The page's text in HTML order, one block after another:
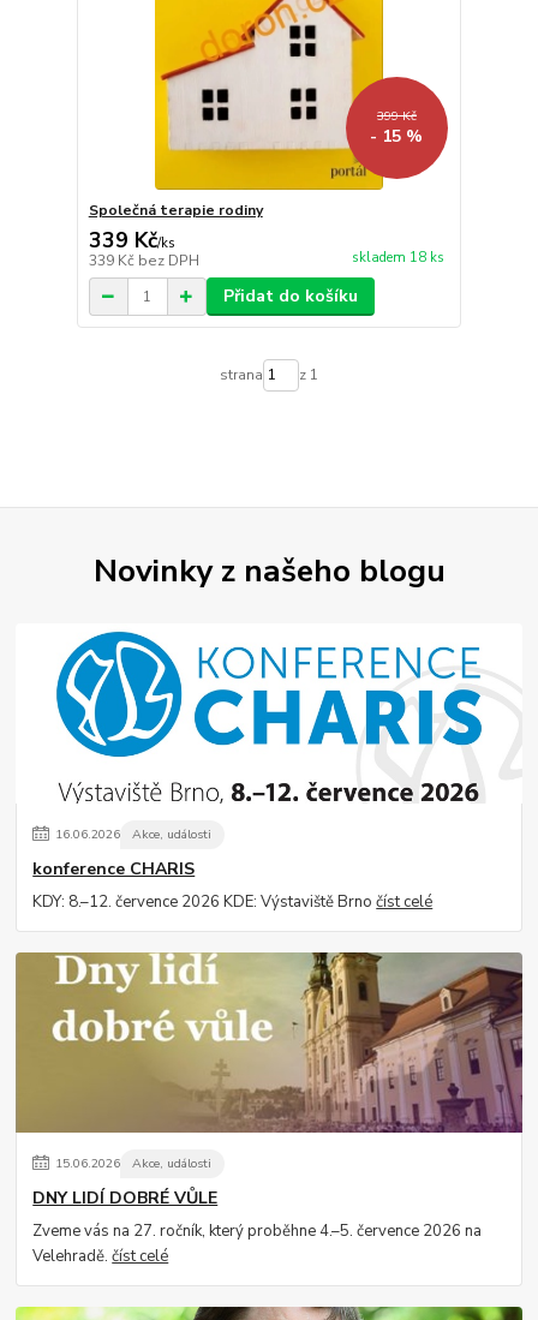
399 Kč
- 15 %
Společná terapie rodiny
339 Kč/ks
339 Kč bez DPH skladem 18 ks
Přidat do košíku
strana z 1
Novinky z našeho blogu
16.06.2026 Akce, události
konference CHARIS
KDY: 8.–12. července 2026 KDE: Výstaviště Brnočíst celé
15.06.2026 Akce, události
DNY LIDÍ DOBRÉ VŮLE
Zveme vás na 27. ročník, který proběhne 4.–5. července 2026 na
Velehradě.číst celé